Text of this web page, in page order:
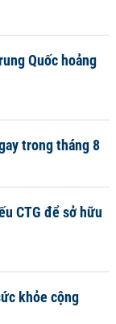
Quốc hoảng
trong tháng 8
CTG để sở hữu
khỏe cộng